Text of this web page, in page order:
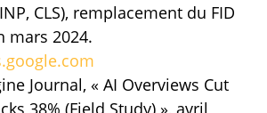
CLS), remplacement du FID
mars 2024.
Journal, « AI Overviews Cut
38% (Field Study) », avril